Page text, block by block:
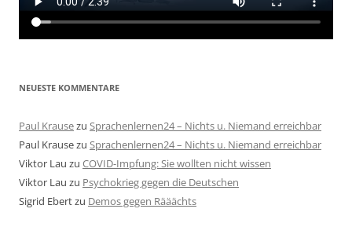
NEUESTE KOMMENTARE
Paul Krausezu Sprachenlernen24 – Nichts u. Niemand erreichbar
Paul Krausezu Sprachenlernen24 – Nichts u. Niemand erreichbar
Viktor Lau zu COVID-Impfung: Sie wollten nicht wissen
Viktor Lau zu Psychokrieg gegen die Deutschen
Sigrid Ebertzu Demos gegen Rääächts